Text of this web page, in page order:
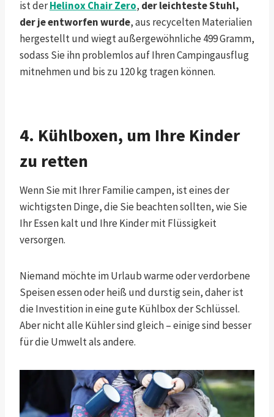
ist derHelinox Chair Zero, der leichteste Stuhl,
der je entworfen wurde, aus recycelten Materialien
hergestellt und wiegt außergewöhnliche 499 Gramm,
sodass Sie ihn problemlos auf Ihren Campingausflug
mitnehmen und bis zu 120 kg tragen können.
4. Kühlboxen, um Ihre Kinder
zu retten
Wenn Sie mit Ihrer Familie campen, ist eines der
wichtigsten Dinge, die Sie beachten sollten, wie Sie
Ihr Essen kalt und Ihre Kinder mit Flüssigkeit
versorgen.
Niemand möchte im Urlaub warme oder verdorbene
Speisen essen oder heiß und durstig sein, daher ist
die Investition in eine gute Kühlbox der Schlüssel.
Aber nicht alle Kühler sind gleich – einige sind besser
für die Umwelt als andere.